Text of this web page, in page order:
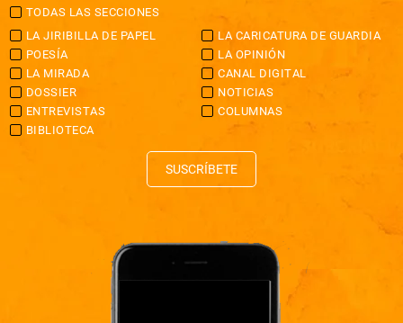
TODAS LAS SECCIONES
LA JIRIBILLA DE PAPEL
LA CARICATURA DE GUARDIA
POESÍA
LA OPINIÓN
LA MIRADA
CANAL DIGITAL
DOSSIER
NOTICIAS
ENTREVISTAS
COLUMNAS
BIBLIOTECA
SUSCRÍBETE